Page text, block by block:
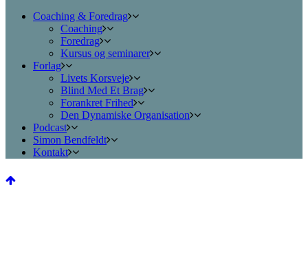
Coaching & Foredrag
Coaching
Foredrag
Kursus og seminarer
Forlag
Livets Korsveje
Blind Med Et Brag
Forankret Frihed
Den Dynamiske Organisation
Podcast
Simon Bendfeldt
Kontakt